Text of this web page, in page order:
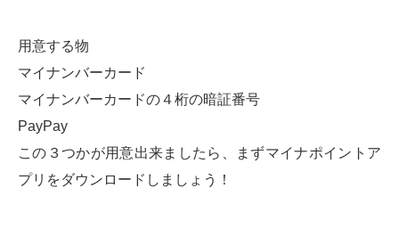
用意する物
マイナンバーカード
マイナンバーカードの４桁の暗証番号
PayPay
この３つかが用意出来ましたら、まずマイナポイントア
プリをダウンロードしましょう！